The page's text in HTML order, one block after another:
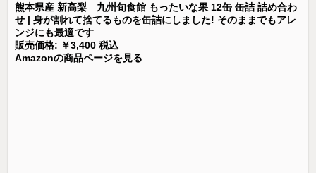
熊本県産 新高梨 九州旬食館 もったいな果 12缶 缶詰 詰め合わ
せ | 身が割れて捨てるものを缶詰にしました! そのままでもアレ
ンジにも最適です
販売価格: ￥3,400 税込
Amazonの商品ページを見る